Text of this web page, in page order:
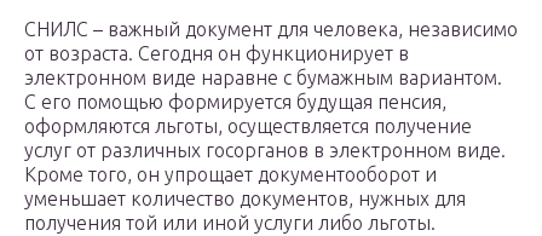
СНИЛС – важный документ для человека, независимо
от возраста. Сегодня он функционирует в
электронном виде наравне с бумажным вариантом.
С его помощью формируется будущая пенсия,
оформляются льготы, осуществляется получение
услуг от различных госорганов в электронном виде.
Кроме того, он упрощает документооборот и
уменьшает количество документов, нужных для
получения той или иной услуги либо льготы.